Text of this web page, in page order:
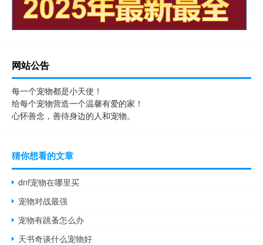
网站公告
每一个宠物都是小天使！
给每个宠物营造一个温馨有爱的家！
心怀善念，善待身边的人和宠物。
猜你想看的文章
dnf宠物在哪里买
宠物对战最强
宠物有跳蚤怎么办
天书奇谈什么宠物好